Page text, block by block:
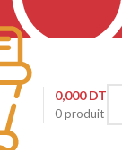
0produit
0,000DT